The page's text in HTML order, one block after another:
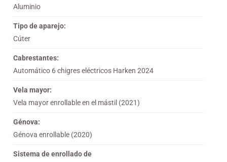
Aluminio
Tipo de aparejo:
Cúter
Cabrestantes:
Automático 6 chigres eléctricos Harken 2024
Vela mayor:
Vela mayor enrollable en el mástil (2021)
Génova:
Génova enrollable (2020)
Sistema de enrollado de